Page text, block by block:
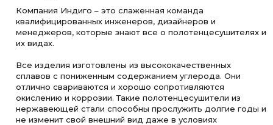
Компания Индиго – это слаженная команда
квалифицированных инженеров, дизайнеров и
менеджеров, которые знают все о полотенцесушителях и
их видах.
Все изделия изготовлены из высококачественных
сплавов с пониженным содержанием углерода. Они
отлично свариваются и хорошо сопротивляются
окислению и коррозии. Такие полотенцесушители из
нержавеющей стали способны прослужить долгие годы и
не изменит свой внешний вид даже в условиях